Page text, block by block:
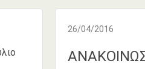
26/04/2016